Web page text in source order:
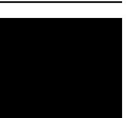
অনুশ্রীর, পেল হারমোনিয়াম উপহার